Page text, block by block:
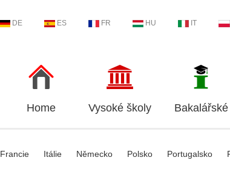
DE ES FR HU IT
Home Vysoké školy Bakalářské
Francie Itálie Německo Polsko Portugalsko